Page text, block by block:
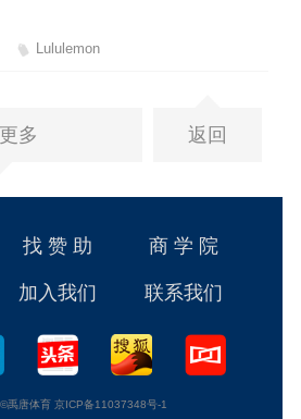
Lululemon
多 返回
找 赞 助
加入我们
商 学 院
联系我们
禹唐体育 京ICP备11037348号-1